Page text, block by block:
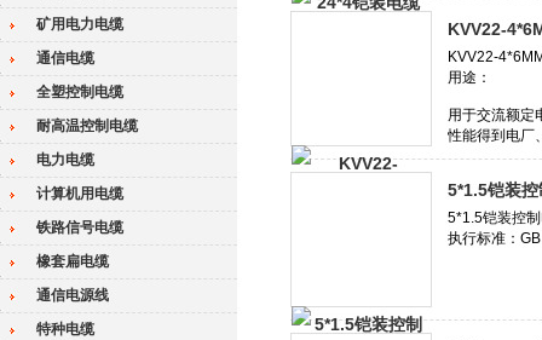
矿用电力电缆
通信电缆
全塑控制电缆
耐高温控制电缆
电力电缆
计算机用电缆
铁路信号电缆
橡套扁电缆
通信电源线
特种电缆
KVV22-
5*1.5铠装